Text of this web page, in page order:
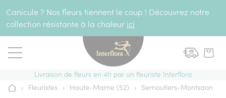
Canicule ? Nos fleurs tiennent le coup ! Découvrez notre
collection résistante à la chaleur ici
Livraison de fleurs en 4h par un fleuriste Interflora
Accueil
› Fleuristes › Haute-Marne (52) › Semoutiers-Montsaon